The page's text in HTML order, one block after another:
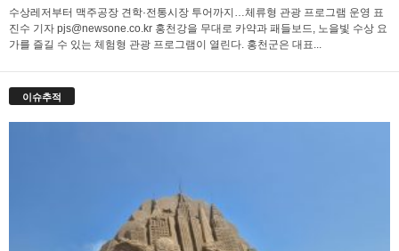
수상레저부터 맥주공장 견학·전통시장 투어까지…체류형 관광 프로그램 운영 표
진수 기자 pjs@newsone.co.kr 홍천강을 무대로 카약과 패들보드, 노을빛 수상 요
가를 즐길 수 있는 체험형 관광 프로그램이 열린다. 홍천군은 대표...
이슈추적